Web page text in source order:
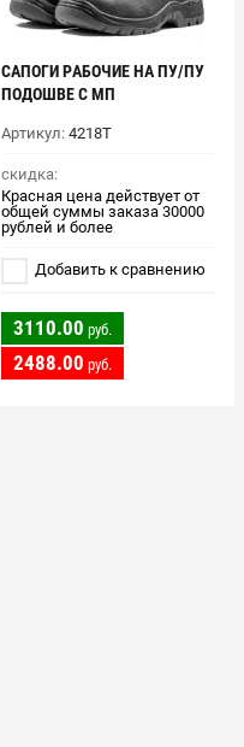
САПОГИ РАБОЧИЕ НА ПУ/ПУ
ПОДОШВЕ С МП
Артикул:4218Т
скидка:
Красная цена действует от
общей суммы заказа 30000
рублей и более
Добавить к сравнению
3110.00 руб.
2488.00 руб.